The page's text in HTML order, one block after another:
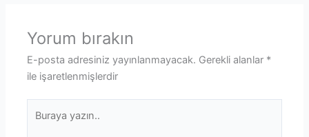
Yorum bırakın
E-posta adresiniz yayınlanmayacak. Gerekli alanlar *
ile işaretlenmişlerdir
yazın..